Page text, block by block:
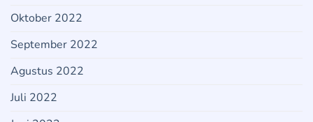
Oktober 2022
September 2022
Agustus 2022
Juli 2022